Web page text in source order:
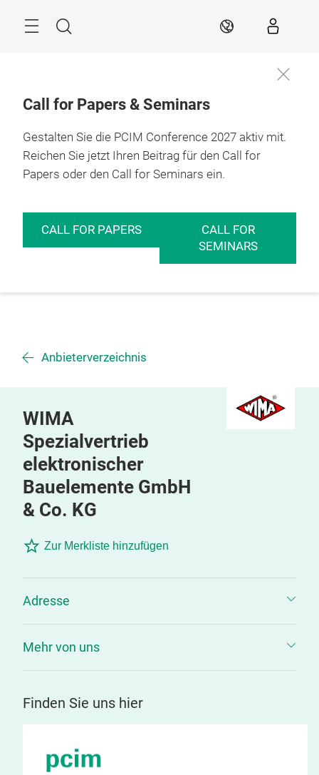
Suche DE
Call for Papers & Seminars
Gestalten Sie die PCIM Conference 2027 aktiv mit.
Reichen Sie jetzt Ihren Beitrag für den Call for
Papers oder den Call for Seminars ein.
CALL FOR PAPERS
CALL FOR
SEMINARS
Anbieterverzeichnis
WIMA
Spezialvertrieb
elektronischer
Bauelemente GmbH
& Co. KG
Zur Merkliste hinzufügen
Adresse
Mehr von uns
Finden Sie uns hier